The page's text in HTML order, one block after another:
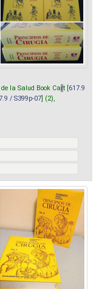
la Salud Book Cart [ 617.9
/ S399p-07 ] (2),